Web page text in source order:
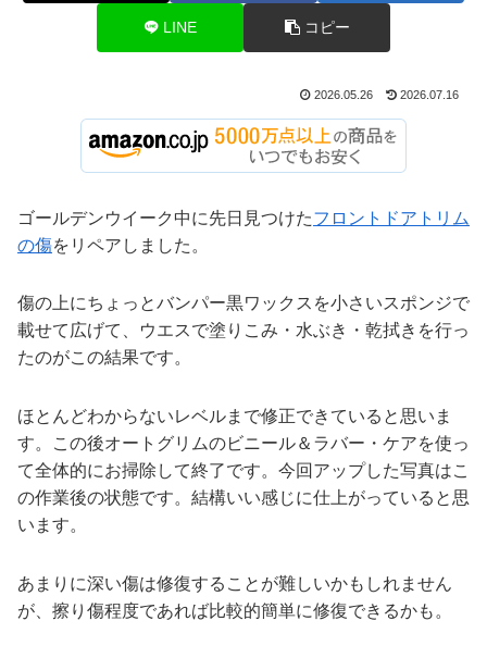
LINE コピー
2026.05.26 2026.07.16
ゴールデンウイーク中に先日見つけたフロントドアトリム
の傷をリペアしました。
傷の上にちょっとバンパー黒ワックスを小さいスポンジで
載せて広げて、ウエスで塗りこみ・水ぶき・乾拭きを行っ
たのがこの結果です。
ほとんどわからないレベルまで修正できていると思いま
す。この後オートグリムのビニール＆ラバー・ケアを使っ
て全体的にお掃除して終了です。今回アップした写真はこ
の作業後の状態です。結構いい感じに仕上がっていると思
います。
あまりに深い傷は修復することが難しいかもしれません
が、擦り傷程度であれば比較的簡単に修復できるかも。